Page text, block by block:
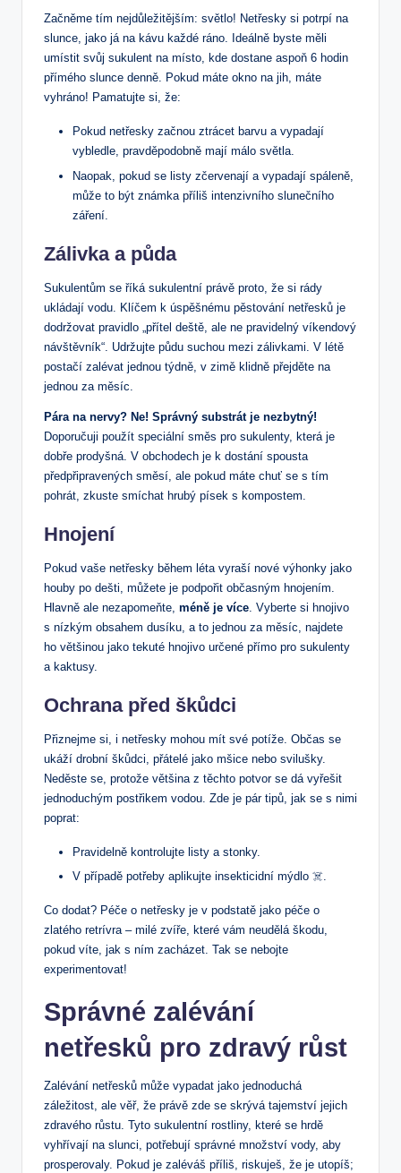
Začněme tím nejdůležitějším: světlo! Netřesky si potrpí na
slunce, jako já na kávu každé ráno. Ideálně byste měli
umístit svůj sukulent na místo, kde dostane aspoň 6 hodin
přímého slunce denně. Pokud máte okno na jih, máte
vyhráno! Pamatujte si, že:
Pokud netřesky začnou ztrácet barvu a vypadají
vybledle, pravděpodobně mají málo světla.
Naopak, pokud se listy zčervenají a vypadají spáleně,
může to být známka příliš intenzivního slunečního
záření.
Zálivka a půda
Sukulentům se říká sukulentní právě proto, že si rády
ukládají vodu. Klíčem k úspěšnému pěstování netřesků je
dodržovat pravidlo „přítel deště, ale ne pravidelný víkendový
návštěvník“. Udržujte půdu suchou mezi zálivkami. V létě
postačí zalévat jednou týdně, v zimě klidně přejděte na
jednou za měsíc.
Pára na nervy? Ne! Správný substrát je nezbytný!
Doporučuji použít speciální směs pro sukulenty, která je
dobře prodyšná. V obchodech je k dostání spousta
předpřipravených směsí, ale pokud máte chuť se s tím
pohrát, zkuste smíchat hrubý písek s kompostem.
Hnojení
Pokud vaše netřesky během léta vyraší nové výhonky jako
houby po dešti, můžete je podpořit občasným hnojením.
Hlavně ale nezapomeňte, méně je více . Vyberte si hnojivo
s nízkým obsahem dusíku, a to jednou za měsíc, najdete
ho většinou jako tekuté hnojivo určené přímo pro sukulenty
a kaktusy.
Ochrana před škůdci
Přiznejme si, i netřesky mohou mít své potíže. Občas se
ukáží drobní škůdci, přátelé jako mšice nebo svilušky.
Neděste se, protože většina z těchto potvor se dá vyřešit
jednoduchým postřikem vodou. Zde je pár tipů, jak se s nimi
poprat:
Pravidelně kontrolujte listy a stonky.
V případě potřeby aplikujte insekticidní mýdlo ☠️.
Co dodat? Péče o netřesky je v podstatě jako péče o
zlatého retrívra – milé zvíře, které vám neudělá škodu,
pokud víte, jak s ním zacházet. Tak se nebojte
experimentovat!
Správné zalévání
netřesků pro zdravý růst
Zalévání netřesků může vypadat jako jednoduchá
záležitost, ale věř, že právě zde se skrývá tajemství jejich
zdravého růstu. Tyto sukulentní rostliny, které se hrdě
vyhřívají na slunci, potřebují správné množství vody, aby
prosperovaly. Pokud je zaléváš příliš, riskuješ, že je utopíš;